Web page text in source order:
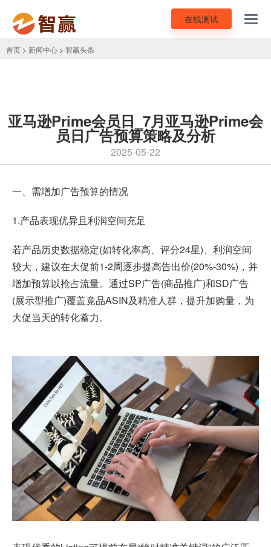
在线测试
首页 > 新闻中心 > 智赢头条
亚马逊Prime会员日_7月亚马逊Prime会
员日广告预算策略及分析
2025-05-22
一、需增加广告预算的情况
1.产品表现优异且利润空间充足
若产品历史数据稳定(如转化率高、评分24星)、利润空间
较大，建议在大促前1-2周逐步提高告出价(20%-30%)，并
增加预算以抢占流量。通过SP广告(商品推广)和SD广告
(展示型推广)覆盖竟品ASIN及精准人群，提升加购量，为
大促当天的转化蓄力。